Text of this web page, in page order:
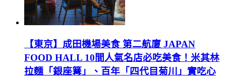
【東京】成田機場美食 第二航廈 JAPAN
FOOD HALL 10間人氣名店必吃美食！米其林
拉麵「銀座篝」、百年「四代目菊川」實吃心